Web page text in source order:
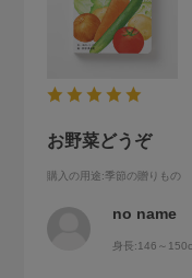
お野菜どうぞ
購入の用途:季節の贈りもの
no name
身長:146～